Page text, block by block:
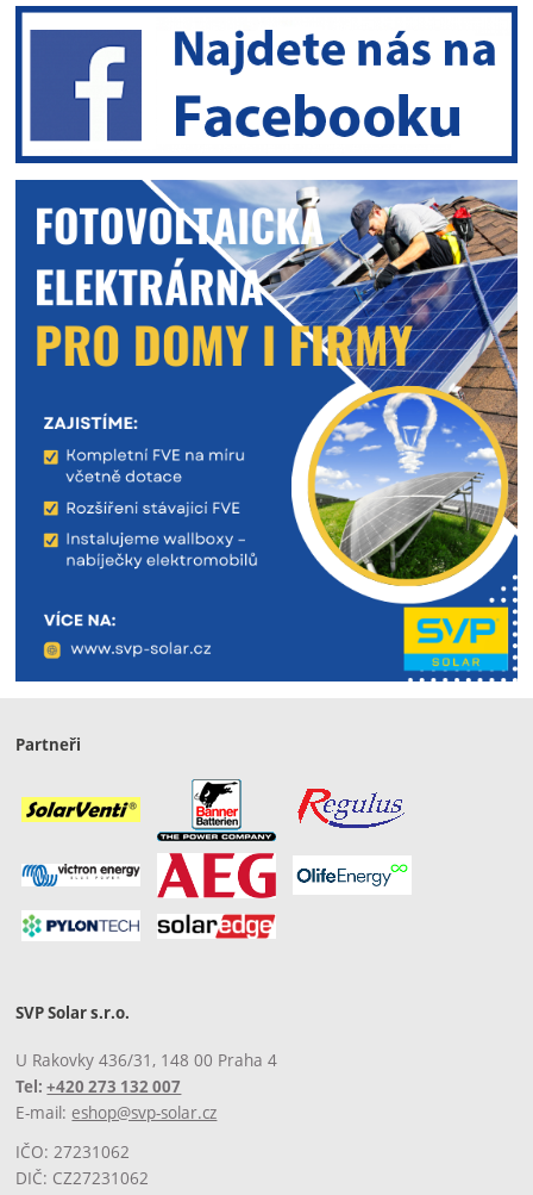
Partneři
SVP Solar s.r.o.
U Rakovky 436/31, 148 00 Praha 4
Tel:+420 273 132 007
E-mail: eshop@svp-solar.cz
IČO: 27231062
DIČ: CZ27231062